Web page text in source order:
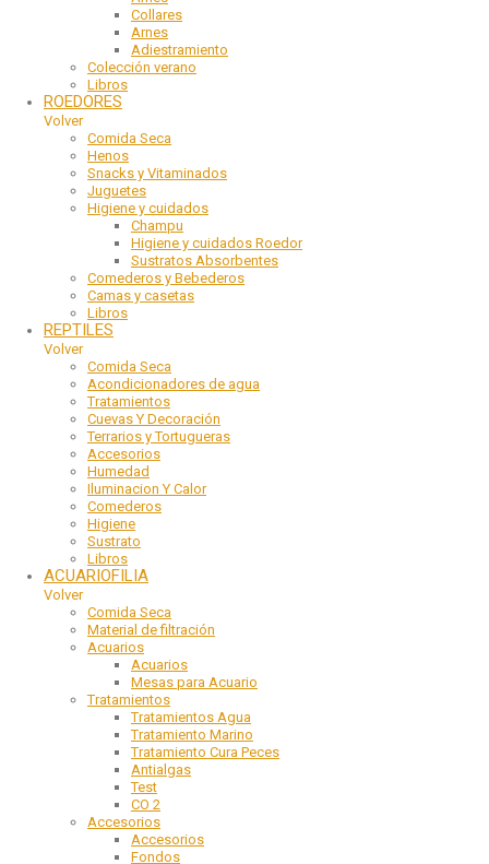
Collares
Arnes
Adiestramiento
Colección verano
Libros
ROEDORES
Volver
Comida Seca
Henos
Snacks y Vitaminados
Juguetes
Higiene y cuidados
Champu
Higiene y cuidados Roedor
Sustratos Absorbentes
Comederos y Bebederos
Camas y casetas
Libros
REPTILES
Volver
Comida Seca
Acondicionadores de agua
Tratamientos
Cuevas Y Decoración
Terrarios y Tortugueras
Accesorios
Humedad
Iluminacion Y Calor
Comederos
Higiene
Sustrato
Libros
ACUARIOFILIA
Volver
Comida Seca
Material de filtración
Acuarios
Acuarios
Mesas para Acuario
Tratamientos
Tratamientos Agua
Tratamiento Marino
Tratamiento Cura Peces
Antialgas
Test
CO 2
Accesorios
Accesorios
Fondos